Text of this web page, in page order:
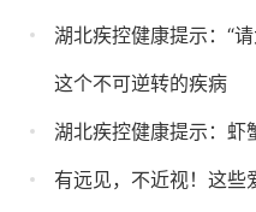
湖北疾控健康提示：“
这个不可逆转的疾病
湖北疾控健康提示：虾
有远见，不近视！这些